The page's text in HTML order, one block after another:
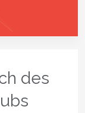
des